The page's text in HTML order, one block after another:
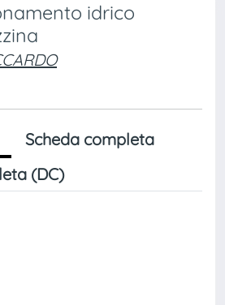
idrico
Scheda completa
(DC)